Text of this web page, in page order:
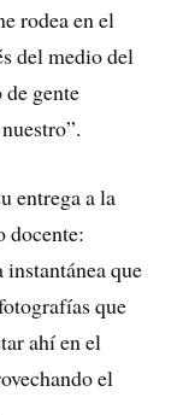
rodea en el
del medio del
gente
entrega a la
docente:
que
que
ahí en el
el